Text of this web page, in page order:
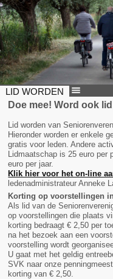
LID WORDEN
Doe mee! Word ook
Lid worden van
Hieronder worden er enkele
gratis voor leden. Andere
Lidmaatschap is 25 euro per
euro per jaar.
Klik hier voor het on-line
ledenadministrateur Anneke
Korting op voorstellingen
Als lid van de
op voorstellingen die plaats
korting bedraagt € 2,50 per
na het bezoek aan een
voorstelling wordt
U gaat met het geldig
SVK naar onze
korting van € 2,50.